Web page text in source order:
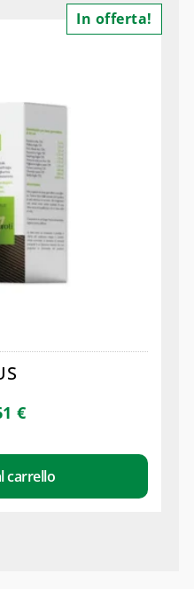
€
carrello
In offerta!